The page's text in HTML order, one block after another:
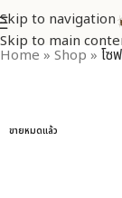
Skip to navigation
Skip to main
Home » Shop » โซ
ขายหมดแล้ว